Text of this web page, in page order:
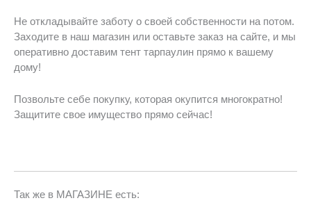
Не откладывайте заботу о своей собственности на потом.
Заходите в наш магазин или оставьте заказ на сайте, и мы
оперативно доставим тент тарпаулин прямо к вашему
дому!
Позвольте себе покупку, которая окупится многократно!
Защитите свое имущество прямо сейчас!
Так же в МАГАЗИНЕ есть: